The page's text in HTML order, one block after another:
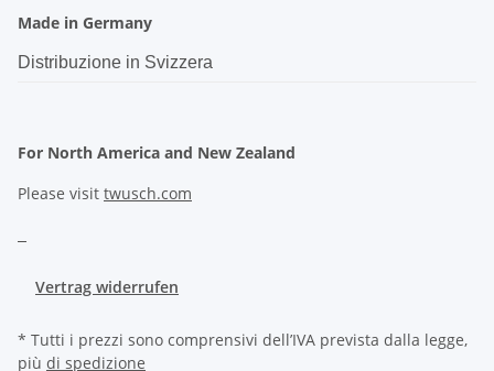
Made in Germany
Distribuzione in Svizzera
For North America and New Zealand
Please visit twusch.com
Vertrag widerrufen
* Tutti i prezzi sono comprensivi dell’IVA prevista dalla legge,
più di spedizione